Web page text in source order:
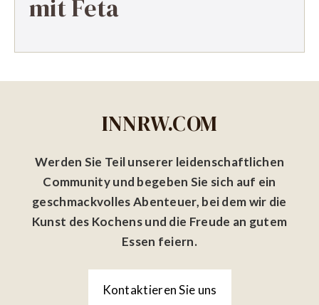
mit Feta
INNRW.COM
Werden Sie Teil unserer leidenschaftlichen
Community und begeben Sie sich auf ein
geschmackvolles Abenteuer, bei dem wir die
Kunst des Kochens und die Freude an gutem
Essen feiern.
Kontaktieren Sie uns